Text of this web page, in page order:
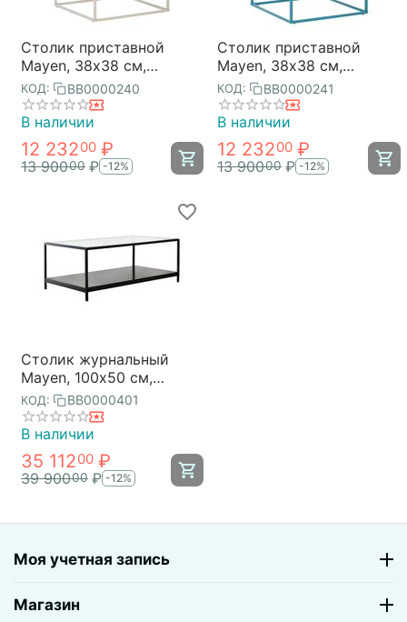
Столик приставной
Mayen, 38х38 см,
бежевый, Bergenson
Bjorn
КОД: BB0000240
В наличии
12 23200 ₽
13 90000 ₽ -12%
Столик приставной
Mayen, 38х38 см,
бирюзовый, Bergenson
Bjorn
КОД: BB0000241
В наличии
12 23200 ₽
13 90000 ₽ -12%
Столик журнальный
Mayen, 100х50 см,
черный, Bergenson Bjorn
КОД: BB0000401
В наличии
35 11200 ₽
39 90000 ₽ -12%
Моя учетная запись
Магазин